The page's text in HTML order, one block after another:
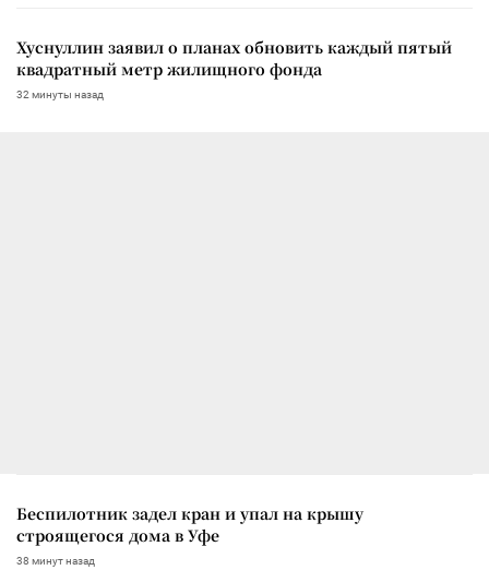
Хуснуллин заявил о планах обновить каждый пятый
квадратный метр жилищного фонда
32 минуты назад
Беспилотник задел кран и упал на крышу
строящегося дома в Уфе
38 минут назад